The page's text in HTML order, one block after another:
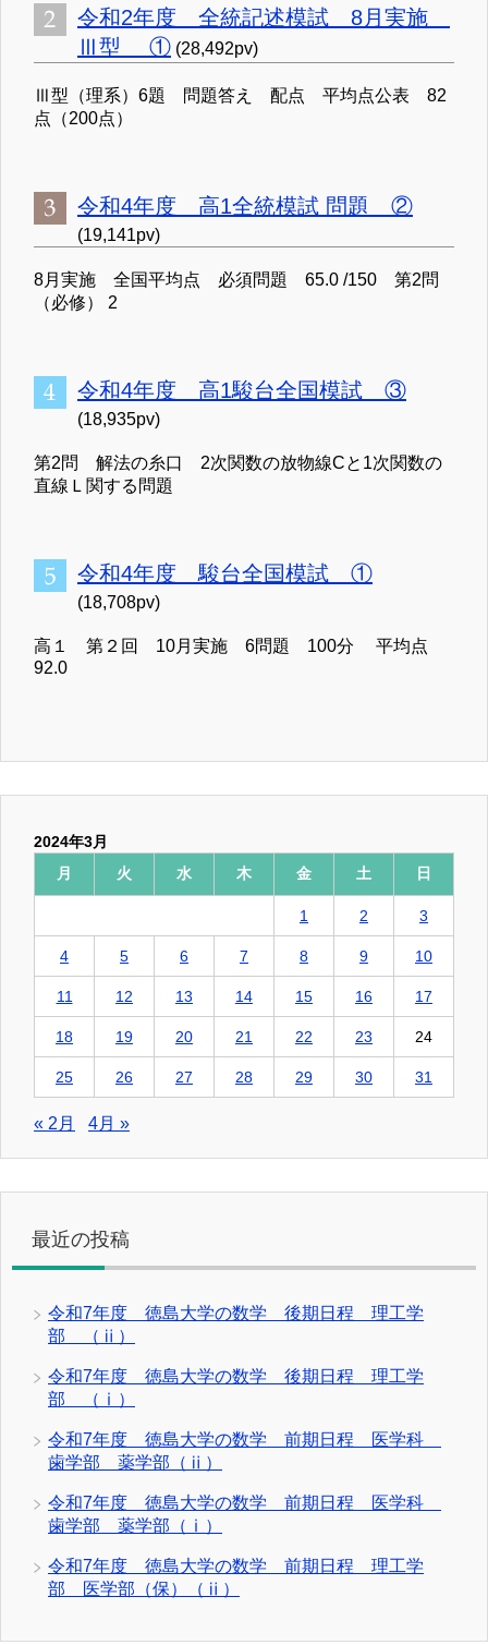
令和2年度 全統記述模試 8月実施
Ⅲ型 ① (28,492pv)
Ⅲ型（理系）6題 問題答え 配点 平均点公表 82
点（200点）
令和4年度 高1全統模試 問題 ②
(19,141pv)
8月実施 全国平均点 必須問題 65.0 /150 第2問
（必修） 2
令和4年度 高1駿台全国模試 ③
(18,935pv)
第2問 解法の糸口 2次関数の放物線Cと1次関数の
直線Ｌ関する問題
令和4年度 駿台全国模試 ①
(18,708pv)
高１ 第２回 10月実施 6問題 100分 平均点
92.0
2024年3月
月
火 水 木 金 土 日
1 2 3
4 5 6 7 8 9 10
11 12 13 14 15 16 17
18 19 20 21 22 23 24
25 26 27 28 29 30 31
« 2月 4月 »
最近の投稿
令和7年度 徳島大学の数学 後期日程 理工学
部 （ⅱ）
令和7年度 徳島大学の数学 後期日程 理工学
部 （ⅰ）
令和7年度 徳島大学の数学 前期日程 医学科
歯学部 薬学部（ⅱ）
令和7年度 徳島大学の数学 前期日程 医学科
歯学部 薬学部（ⅰ）
令和7年度 徳島大学の数学 前期日程 理工学
部 医学部（保）（ⅱ）